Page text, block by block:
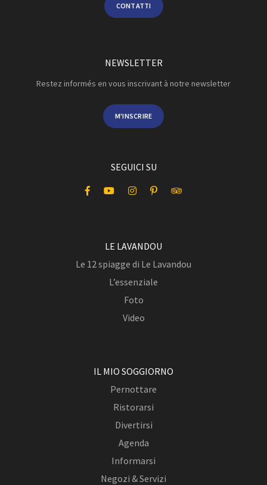
CONTATTI
NEWSLETTER
Restez informés en vous inscrivant à notre newsletter
M'INSCRIRE
SEGUICI SU
LE LAVANDOU
Le 12 spiagge di Le Lavandou
L’essenziale
Foto
Video
IL MIO SOGGIORNO
Pernottare
Ristorarsi
Divertirsi
Agenda
Informarsi
Negozi & Servizi